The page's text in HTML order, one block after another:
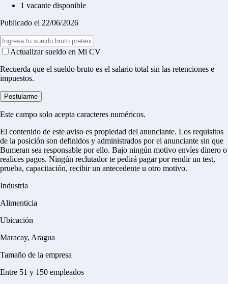
1 vacante disponible
Publicado el 22/06/2026
Actualizar sueldo en Mi CV
Recuerda que el sueldo bruto es el salario total sin las retenciones e
impuestos.
Postularme
Este campo solo acepta caracteres numéricos.
El contenido de este aviso es propiedad del anunciante. Los requisitos
de la posición son definidos y administrados por el anunciante sin que
Bumeran sea responsable por ello. Bajo ningún motivo envíes dinero o
realices pagos. Ningún reclutador te pedirá pagar por rendir un test,
prueba, capacitación, recibir un antecedente u otro motivo.
Industria
Alimenticia
Ubicación
Maracay, Aragua
Tamaño de la empresa
Entre 51 y 150 empleados